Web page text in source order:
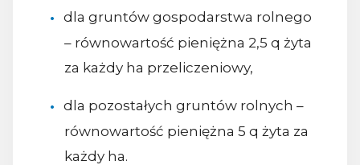
dla gruntów gospodarstwa rolnego
– równowartość pieniężna 2,5 q żyta
za każdy ha przeliczeniowy,
dla pozostałych gruntów rolnych –
równowartość pieniężna 5 q żyta za
każdy ha.